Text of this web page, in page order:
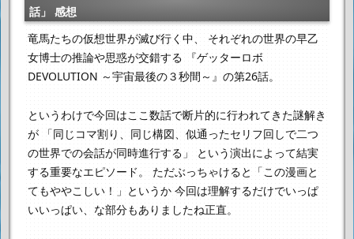
話」 感想
竜馬たちの仮想世界が滅び行く中、
それぞれの世界の早乙
女博士の推論や思惑が交錯する 『ゲッターロボ
DEVOLUTION ～宇宙最後の３秒間～』の第26話。
というわけで今回はここ数話で断片的に行われてきた謎解き
が 「同じコマ割り、同じ構図、似通ったセリフ回しで二つ
の世界での会話が同時進行する」
という演出によって結実
する重要なエピソード。
ただぶっちゃけると「この漫画と
てもややこしい！」というか 今回は理解するだけでいっぱ
いいっぱい、な部分もありましたね正直。